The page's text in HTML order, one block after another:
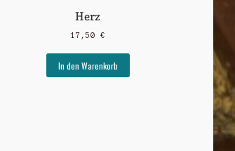
Herz
17,50 €
In den Warenkorb